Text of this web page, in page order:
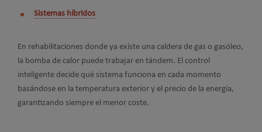
Sistemas híbridos
En rehabilitaciones donde ya existe una caldera de gas o gasóleo,
la bomba de calor puede trabajar en tándem. El control
inteligente decide qué sistema funciona en cada momento
basándose en la temperatura exterior y el precio de la energía,
garantizando siempre el menor coste.